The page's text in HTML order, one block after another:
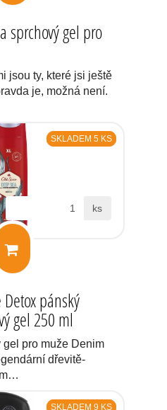
sprchový gel pro
jsou ty, které jsi ještě
je, možná není.
SKLADEM 5 KS
ks
pánský
gel 250 ml
pro muže Denim
dřevitě-
SKLADEM 9 KS